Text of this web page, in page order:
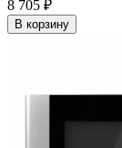
8 705 ₽
В корзину